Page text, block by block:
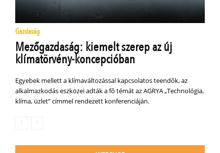
Gazdaság
Mezőgazdaság: kiemelt szerep az új
klímatörvény-koncepcióban
Egyebek mellett a klímaváltozással kapcsolatos teendők, az
alkalmazkodás eszközei adták a fő témát az AGRYA „Technológia,
klíma, üzlet” címmel rendezett konferenciáján.